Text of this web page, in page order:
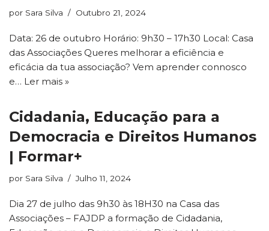
por Sara Silva Outubro 21, 2024
Data: 26 de outubro Horário: 9h30 – 17h30 Local: Casa
das Associações Queres melhorar a eficiência e
eficácia da tua associação? Vem aprender connosco
e… Ler mais »
Cidadania, Educação para a
Democracia e Direitos Humanos
| Formar+
por Sara Silva Julho 11, 2024
Dia 27 de julho das 9h30 às 18H30 na Casa das
Associações – FAJDP a formação de Cidadania,